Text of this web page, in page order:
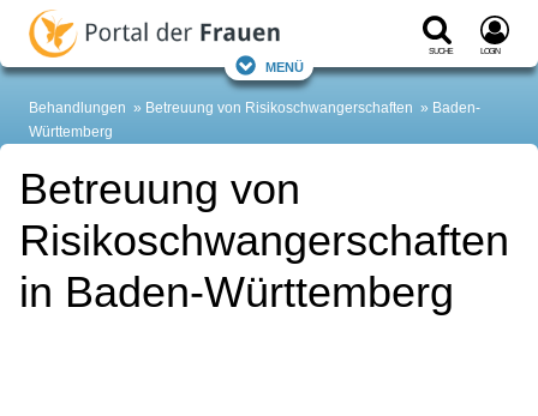
Suche Login
Menü
Behandlungen Betreuung von Risikoschwangerschaften
Baden-
Württemberg
Betreuung von
Risikoschwangerschaften
in Baden-Württemberg